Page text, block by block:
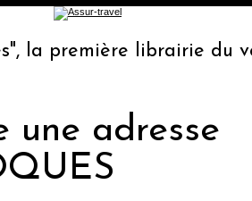
première librairie du
une adresse